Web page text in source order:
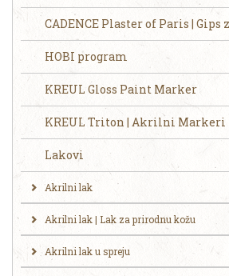
CADENCE Plaster of Paris | Gips
HOBI program
KREUL Gloss Paint Marker
KREUL Triton | Akrilni Markeri
Lakovi
Akrilni lak
Akrilni lak | Lak za prirodnu kožu
Akrilni lak u spreju